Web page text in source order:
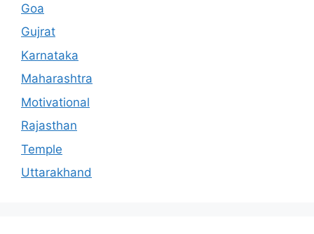
Goa
Gujrat
Karnataka
Maharashtra
Motivational
Rajasthan
Temple
Uttarakhand